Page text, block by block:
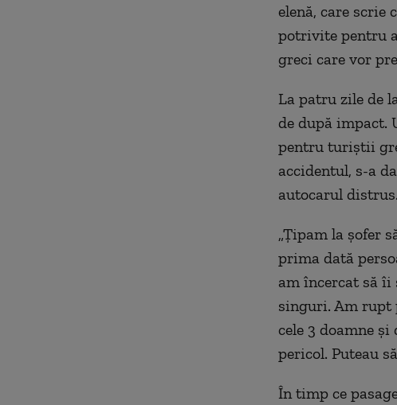
elenă, care scrie
potrivite pentru
greci care vor
La patru zile de
de după impact.
pentru turiștii
accidentul, s-a
autocarul distrus.
„Țipam la șofer
prima dată
am încercat să îi
singuri. Am rupt
cele 3 doamne
pericol. Puteau
În timp ce